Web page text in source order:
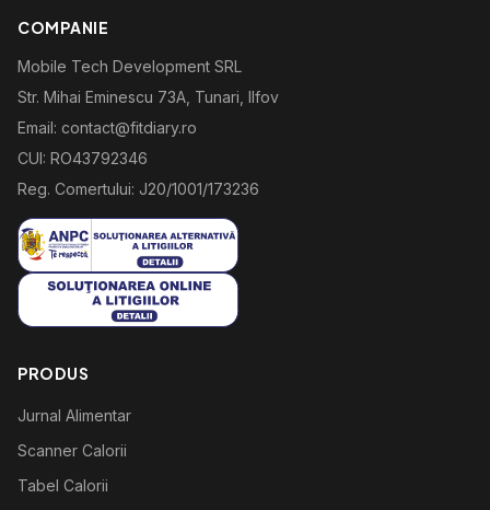
COMPANIE
Mobile Tech Development SRL
Str. Mihai Eminescu 73A, Tunari, Ilfov
Email: contact@fitdiary.ro
CUI: RO43792346
Reg. Comertului: J20/1001/173236
PRODUS
Jurnal Alimentar
Scanner Calorii
Tabel Calorii